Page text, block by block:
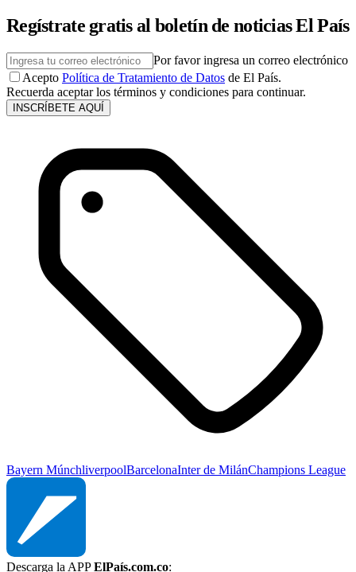
Regístrate gratis al boletín de noticias El País
Por favor ingresa un correo electrónico
Acepto Política de Tratamiento de Datos de El País.
Recuerda aceptar los términos y condiciones para continuar.
INSCRÍBETE AQUÍ
Bayern MúnchliverpoolBarcelonaInter de MilánChampions League
Descarga la APPElPaís.com.co: